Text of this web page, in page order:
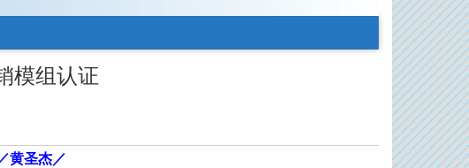
模组认证
黄圣杰／